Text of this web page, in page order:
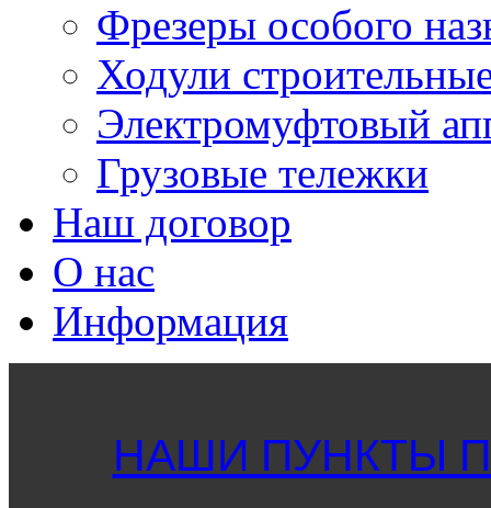
Фрезеры особого
Ходули
Электромуфтовый
Грузовые тележки
Наш договор
О нас
Информация
НАШИ ПУНКТЫ